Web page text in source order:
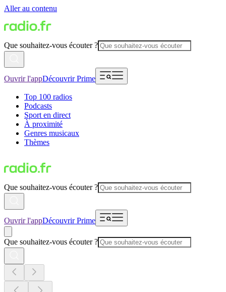
Aller au contenu
Que souhaitez-vous écouter ?
Ouvrir l'appDécouvrir Prime
Top 100 radios
Podcasts
Sport en direct
À proximité
Genres musicaux
Thèmes
Que souhaitez-vous écouter ?
Ouvrir l'appDécouvrir Prime
Que souhaitez-vous écouter ?